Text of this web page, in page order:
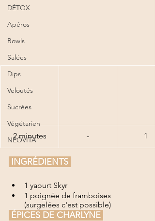
DÉTOX
Apéros
Bowls
Salées
Dips
Veloutés
Sucrées
Végétarien
NEOVITA
2 minutes - 1
INGRÉDIENTS
1 yaourt Skyr
1 poignée de framboises
(surgelées c'est possible)
ÉPICES DE CHARLYNE